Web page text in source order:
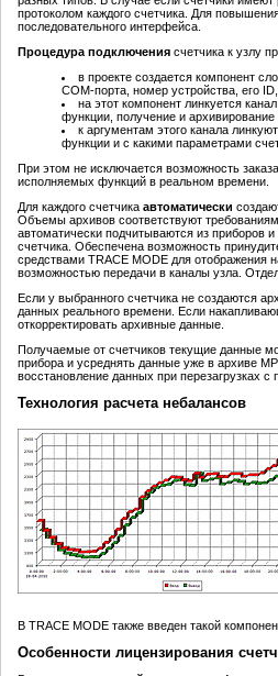
протоколом каждого счетчика. Для
последовательного интерфейса.
Процедура подключения счетчика к узлу
в проекте создается компонент
COM-порта, номер устройства, его
на этот компонент линкуется
функции, получение и
к аргументам этого канала
функции и с какими параметрами
При этом не исключается возможность
исполняемых функций в реальном времени.
Для каждого счетчика автоматически
Объемы архивов соответствуют
автоматически подчитываются из приборов
счетчика. Обеспечена возможность
средствами TRACE MODE для отображения
возможностью передачи в каналы узла.
Если у выбранного счетчика не создаются
данных реального времени. Если
откорректировать архивные данные.
Получаемые от счетчиков текущие данные
прибора и усреднять данные уже в архиве
восстановление данных при перезагрузках
Технология расчета небалансов
В TRACE MODE также введен такой
Особенности лицензирования